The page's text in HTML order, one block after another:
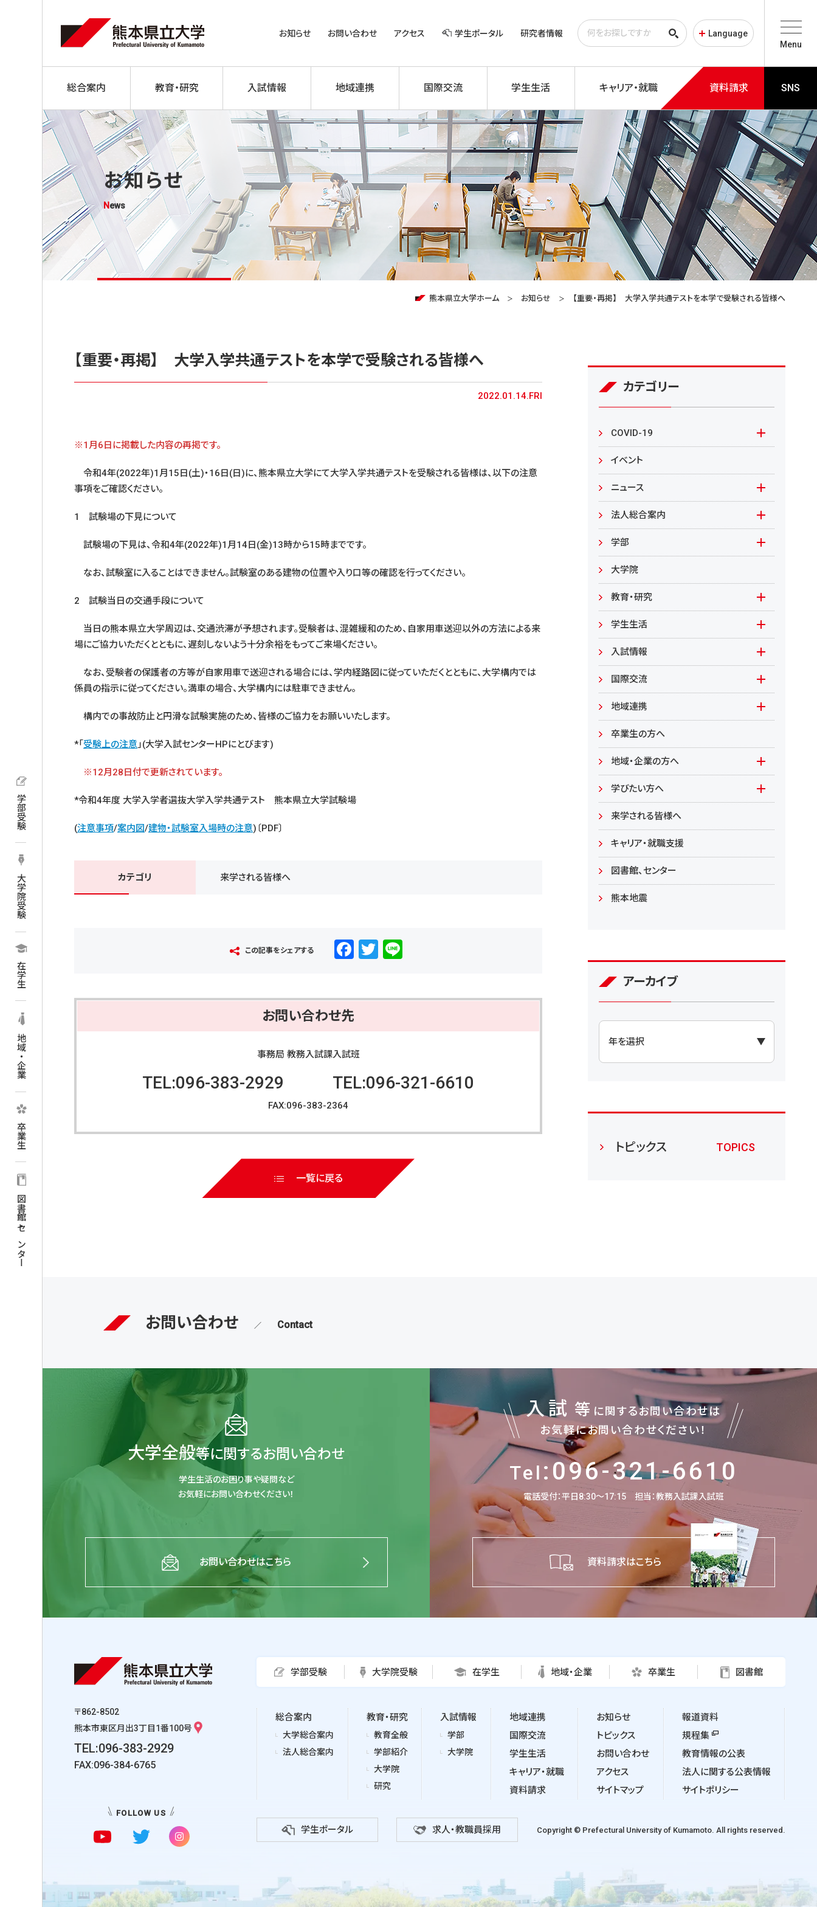
お知らせ お問い合わせ アクセス 学生ポータル 研究者情報 Language
総合案内 教育・研究 入試情報 地域連携 国際交流 学生生活 キャリア・就職 資料請求 SNS
Menu
学部受験
大学院受験
在学生
地域・企業
卒業生
図書館・センター
お知らせ
News
熊本県立大学ホーム お知らせ 【重要・再掲】 大学入学共通テストを本学で受験される皆様へ
【重要・再掲】 大学入学共通テストを本学で受験される皆様へ
2022.01.14.FRI
※1月6日に掲載した内容の再掲です。
令和4年(2022年)1月15日(土)・16日(日)に、熊本県立大学にて大学入学共通テストを受験される皆様は、以下の注意
事項をご確認ください。
1 試験場の下見について
試験場の下見は、令和4年(2022年)1月14日(金)13時から15時までです。
なお、試験室に入ることはできません。試験室のある建物の位置や入り口等の確認を行ってください。
2 試験当日の交通手段について
当日の熊本県立大学周辺は、交通渋滞が予想されます。受験者は、混雑緩和のため、自家用車送迎以外の方法による来
場にご協力いただくとともに、遅刻しないよう十分余裕をもってご来場ください。
なお、受験者の保護者の方等が自家用車で送迎される場合には、学内経路図に従っていただくとともに、大学構内では
係員の指示に従ってください。満車の場合、大学構内には駐車できません。
構内での事故防止と円滑な試験実施のため、皆様のご協力をお願いいたします。
*「受験上の注意」(大学入試センターHPにとびます)
※12月28日付で更新されています。
*令和4年度 大学入学者選抜大学入学共通テスト 熊本県立大学試験場
(注意事項/案内図/建物・試験室入場時の注意)〔PDF〕
カテゴリ 来学される皆様へ
この記事をシェアする
F
e
b
o
o
k
T
er
お問い合わせ先
事務局 教務入試課入試班
TEL:096-383-2929 TEL:096-321-6610
FAX:096-383-2364
一覧に戻る
カテゴリー
COVID-19
本学の対応
在学生の皆様へ
来学される皆様へ
イベント
ニュース
報道資料
基本情報
法人総合案内
入札情報
教職員募集
教職員募集（教員）
学部
文学部
日文
英米
環境資源
居住環境
食健康
教育/学部・大学院
大学院
教育・研究
教育
地域連携型学生研究(旧学生GP)
もやいすと育成プログラム
学生生活
在学生の方へ
入試情報
入試情報(学部)
入試情報(大学院)
国際交流
Global Lounge
地域連携
公開講座
卒業生の方へ
地域・企業の方へ
学びたい方へ(生涯学習)
学びたい方へ
学部
大学院
来学される皆様へ
キャリア・就職支援
図書館、センター
熊本地震
アーカイブ
トピックス TOPICS
お問い合わせ Contact
大学全般等に関するお問い合わせ
学生生活のお困り事や疑問など
お気軽にお問い合わせください！
お問い合わせはこちら
入試 等 に関するお問い合わせは
お気軽にお問い合わせください！
Tel :096-321-6610
電話受付：平日8:30～17:15 担当：教務入試課入試班
資料請求はこちら
〒862-8502
熊本市東区月出3丁目1番100号
TEL:096-383-2929
FAX:096-384-6765
FOLLOW US
学部受験 大学院受験 在学生 地域・企業 卒業生 図書館
総合案内
大学総合案内
法人総合案内
教育・研究
教育全般
学部紹介
大学院
研究
入試情報
学部
大学院
地域連携
国際交流
学生生活
キャリア・就職
資料請求
お知らせ
トピックス
お問い合わせ
アクセス
サイトマップ
報道資料
規程集
教育情報の公表
法人に関する公表情報
サイトポリシー
学生ポータル 求人・教職員採用 Copyright © Prefectural University of Kumamoto. All rights reserved.